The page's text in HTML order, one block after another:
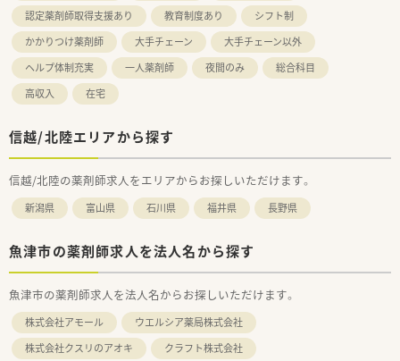
認定薬剤師取得支援あり
教育制度あり
シフト制
かかりつけ薬剤師
大手チェーン
大手チェーン以外
ヘルプ体制充実
一人薬剤師 夜間のみ
総合科目
高収入
在宅
信越/北陸エリアから探す
信越/北陸の薬剤師求人をエリアからお探しいただけます。
新潟県 富山県 石川県 福井県 長野県
魚津市の薬剤師求人を法人名から探す
魚津市の薬剤師求人を法人名からお探しいただけます。
株式会社アモール
ウエルシア薬局株式会社
株式会社クスリのアオキ
クラフト株式会社